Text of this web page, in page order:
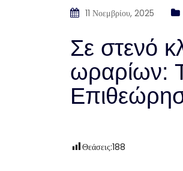
11 Νοεμβρίου, 2025
Σε στενό
ωραρίων:
Θεάσεις:188